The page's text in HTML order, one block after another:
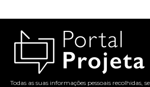
Todas as suas informações pessoais recolhidas,